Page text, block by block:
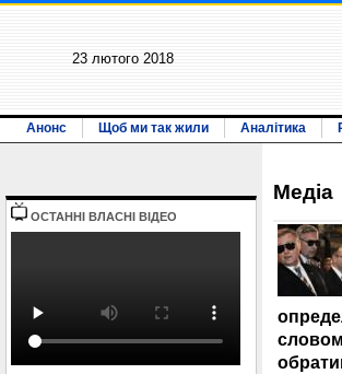
23 лютого 2018
Анонс Щоб ми так жили Аналітика
ОСТАННI ВЛАСНI ВIДЕО
Медiа